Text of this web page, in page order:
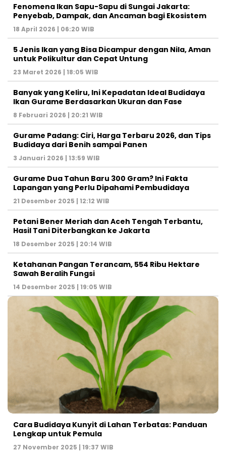
Fenomena Ikan Sapu-Sapu di Sungai Jakarta:
Penyebab, Dampak, dan Ancaman bagi Ekosistem
18 April 2026 | 06:20 WIB
5 Jenis Ikan yang Bisa Dicampur dengan Nila, Aman
untuk Polikultur dan Cepat Untung
23 Maret 2026 | 18:05 WIB
Banyak yang Keliru, Ini Kepadatan Ideal Budidaya
Ikan Gurame Berdasarkan Ukuran dan Fase
8 Februari 2026 | 20:21 WIB
Gurame Padang: Ciri, Harga Terbaru 2026, dan Tips
Budidaya dari Benih sampai Panen
3 Januari 2026 | 13:59 WIB
Gurame Dua Tahun Baru 300 Gram? Ini Fakta
Lapangan yang Perlu Dipahami Pembudidaya
21 Desember 2025 | 12:12 WIB
Petani Bener Meriah dan Aceh Tengah Terbantu,
Hasil Tani Diterbangkan ke Jakarta
18 Desember 2025 | 20:14 WIB
Ketahanan Pangan Terancam, 554 Ribu Hektare
Sawah Beralih Fungsi
14 Desember 2025 | 19:05 WIB
Cara Budidaya Kunyit di Lahan Terbatas: Panduan
Lengkap untuk Pemula
27 November 2025 | 19:37 WIB